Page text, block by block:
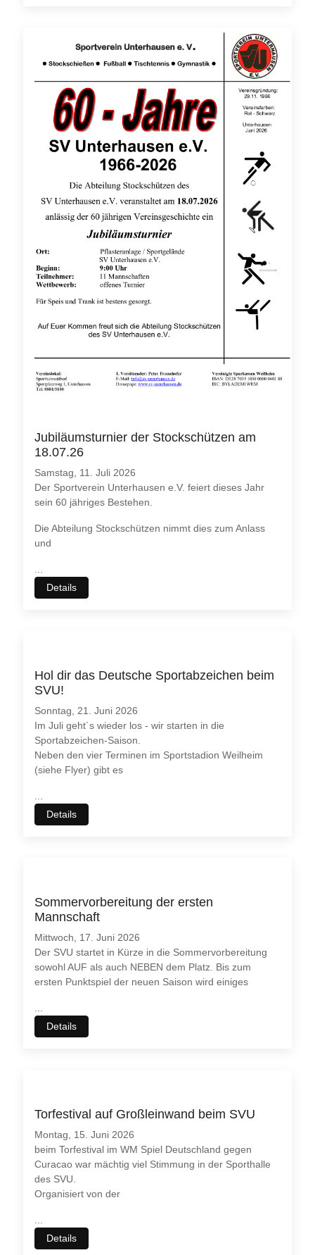
Jubiläumsturnier der Stockschützen am
18.07.26
Samstag, 11. Juli 2026
Der Sportverein Unterhausen e.V. feiert dieses Jahr
sein 60 jähriges Bestehen.
Die Abteilung Stockschützen nimmt dies zum Anlass
und
Details
Hol dir das Deutsche Sportabzeichen beim
SVU!
Sonntag, 21. Juni 2026
Im Juli geht´s wieder los - wir starten in die
Sportabzeichen-Saison.
Neben den vier Terminen im Sportstadion Weilheim
(siehe Flyer) gibt es
Details
Sommervorbereitung der ersten
Mannschaft
Mittwoch, 17. Juni 2026
Der SVU startet in Kürze in die Sommervorbereitung
sowohl AUF als auch NEBEN dem Platz. Bis zum
ersten Punktspiel der neuen Saison wird einiges
Details
Torfestival auf Großleinwand beim SVU
Montag, 15. Juni 2026
beim Torfestival im WM Spiel Deutschland gegen
Curacao war mächtig viel Stimmung in der Sporthalle
des SVU.
Organisiert von der
Details